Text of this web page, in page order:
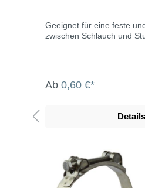
Geeignet für eine feste
zwischen Schlauch und
Ab 0,60 €*
Details